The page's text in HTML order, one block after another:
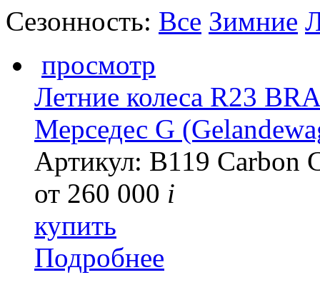
Сезонность: Все Зимние
просмотр
Летние колеса R23
Мерседес G
Артикул: B119 Carbon
от 260 000 i
купить
Подробнее